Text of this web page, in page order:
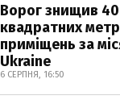
Ворог знищив
квадратних
приміщень за
Ukraine
6 СЕРПНЯ, 16:50